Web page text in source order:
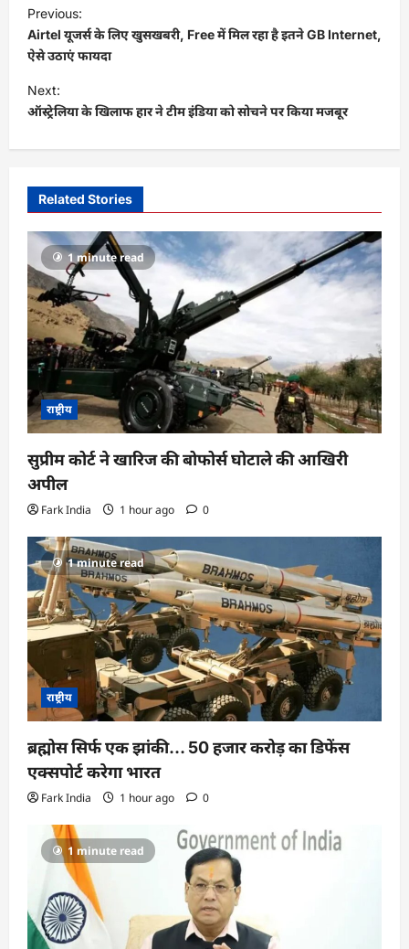
o
s
t
n
a
g
t
i
o
n
Previous:
Airtel यूजर्स के लिए खुसखबरी, Free में मिल रहा है इतने GB Internet,
ऐसे उठाएं फायदा
Next:
ऑस्ट्रेलिया के खिलाफ हार ने टीम इंडिया को सोचने पर किया मजबूर
Related Stories
1 minute read
राष्ट्रीय
सुप्रीम कोर्ट ने खारिज की बोफोर्स घोटाले की आखिरी
अपील
Fark India 1 hour ago 0
1 minute read
राष्ट्रीय
ब्रह्मोस सिर्फ एक झांकी… 50 हजार करोड़ का डिफेंस
एक्सपोर्ट करेगा भारत
Fark India 1 hour ago 0
1 minute read